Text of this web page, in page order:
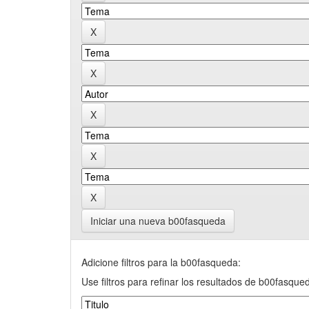
Iniciar una nueva b00fasqueda
Adicione filtros para la b00fasqueda:
Use filtros para refinar los resultados de